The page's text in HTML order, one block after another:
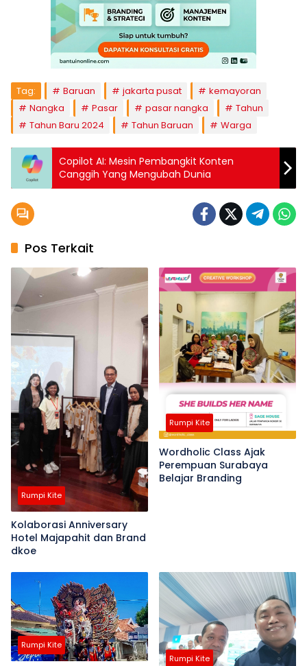
Tag: Baruan jakarta pusat
kemayoran
Nangka
Pasar pasar nangka
Tahun
Tahun Baru 2024
Tahun Baruan Warga
Copilot AI: Mesin Pembangkit Konten
Canggih Yang Mengubah Dunia
Pos Terkait
Rumpi Kite
Kolaborasi Anniversary
Hotel Majapahit dan Brand
dkoe
Rumpi Kite
Wordholic Class Ajak
Perempuan Surabaya
Belajar Branding
Rumpi Kite
Rumpi Kite